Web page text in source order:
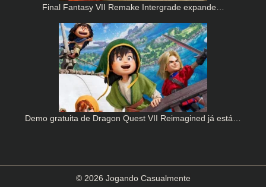
Final Fantasy VII Remake Intergrade expande…
Demo gratuita de Dragon Quest VII Reimagined já está…
© 2026 Jogando Casualmente